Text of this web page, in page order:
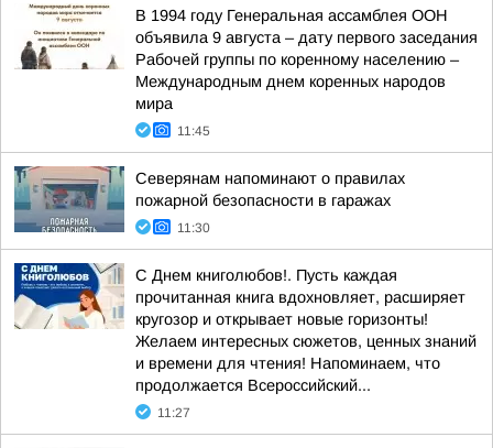
В 1994 году Генеральная ассамблея ООН
объявила 9 августа – дату первого заседания
Рабочей группы по коренному населению –
Международным днем коренных народов
мира
11:45
Северянам напоминают о правилах
пожарной безопасности в гаражах
11:30
С Днем книголюбов!. Пусть каждая
прочитанная книга вдохновляет, расширяет
кругозор и открывает новые горизонты!
Желаем интересных сюжетов, ценных знаний
и времени для чтения! Напоминаем, что
продолжается Всероссийский...
11:27